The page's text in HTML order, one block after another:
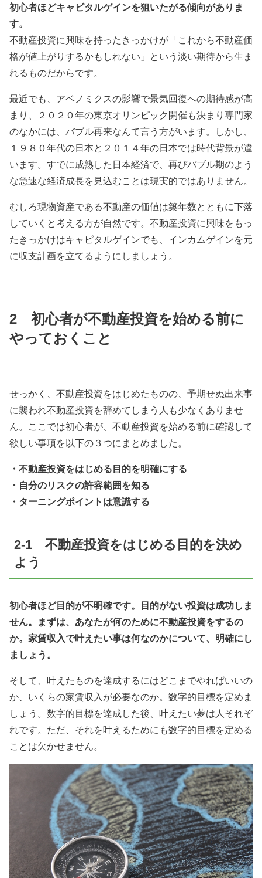
初心者ほどキャピタルゲインを狙いたがる傾向がありま
す。
不動産投資に興味を持ったきっかけが「これから不動産価
格が値上がりするかもしれない」という淡い期待から生ま
れるものだからです。
最近でも、アベノミクスの影響で景気回復への期待感が高
まり、２０２０年の東京オリンピック開催も決まり専門家
のなかには、バブル再来なんて言う方がいます。しかし、
１９８０年代の日本と２０１４年の日本では時代背景が違
います。すでに成熟した日本経済で、再びバブル期のよう
な急速な経済成長を見込むことは現実的ではありません。
むしろ現物資産である不動産の価値は築年数とともに下落
していくと考える方が自然です。不動産投資に興味をもっ
たきっかけはキャピタルゲインでも、インカムゲインを元
に収支計画を立てるようにしましょう。
2 初心者が不動産投資を始める前に
やっておくこと
せっかく、不動産投資をはじめたものの、予期せぬ出来事
に襲われ不動産投資を辞めてしまう人も少なくありませ
ん。ここでは初心者が、不動産投資を始める前に確認して
欲しい事項を以下の３つにまとめました。
・不動産投資をはじめる目的を明確にする
・自分のリスクの許容範囲を知る
・ターニングポイントは意識する
2-1 不動産投資をはじめる目的を決め
よう
初心者ほど目的が不明確です。目的がない投資は成功しま
せん。まずは、あなたが何のために不動産投資をするの
か。家賃収入で叶えたい事は何なのかについて、明確にし
ましょう。
そして、叶えたものを達成するにはどこまでやればいいの
か、いくらの家賃収入が必要なのか。数字的目標を定めま
しょう。数字的目標を達成した後、叶えたい夢は人それぞ
れです。ただ、それを叶えるためにも数字的目標を定める
ことは欠かせません。